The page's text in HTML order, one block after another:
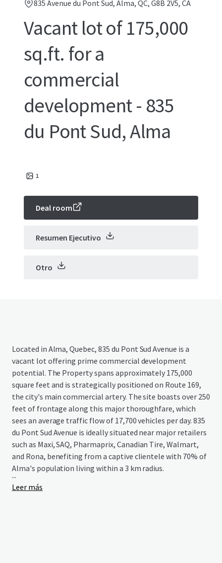
835 Avenue du Pont Sud, Alma, QC, G8B 2V5, CA
Vacant lot of 175,000
sq.ft. for a
commercial
development - 835
du Pont Sud, Alma
1
Deal room
Resumen Ejecutivo
Otro
Located in Alma, Quebec, 835 du Pont Sud Avenue is a
vacant lot offering prime commercial development
potential. The Property spans approximately 175,000
square feet and is strategically positioned on Route 169,
the city's main commercial artery. The site boasts over 250
feet of frontage along this major thoroughfare, which
sees an average traffic flow of 17,700 vehicles per day. 835
du Pont Sud Avenue is ideally situated near major retailers
such as Maxi, SAQ, Pharmaprix, Canadian Tire, Walmart,
and Rona, benefiting from a captive clientele with 70% of
Alma's population living within a 3 km radius.
...
Leer más